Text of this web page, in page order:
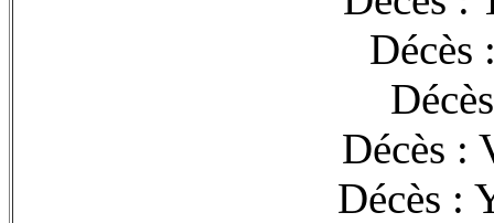
Décès
Décès :
Décès :